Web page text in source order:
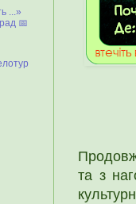
та з
...»
📅